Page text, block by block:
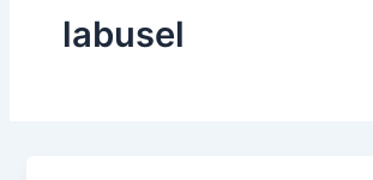
labusel